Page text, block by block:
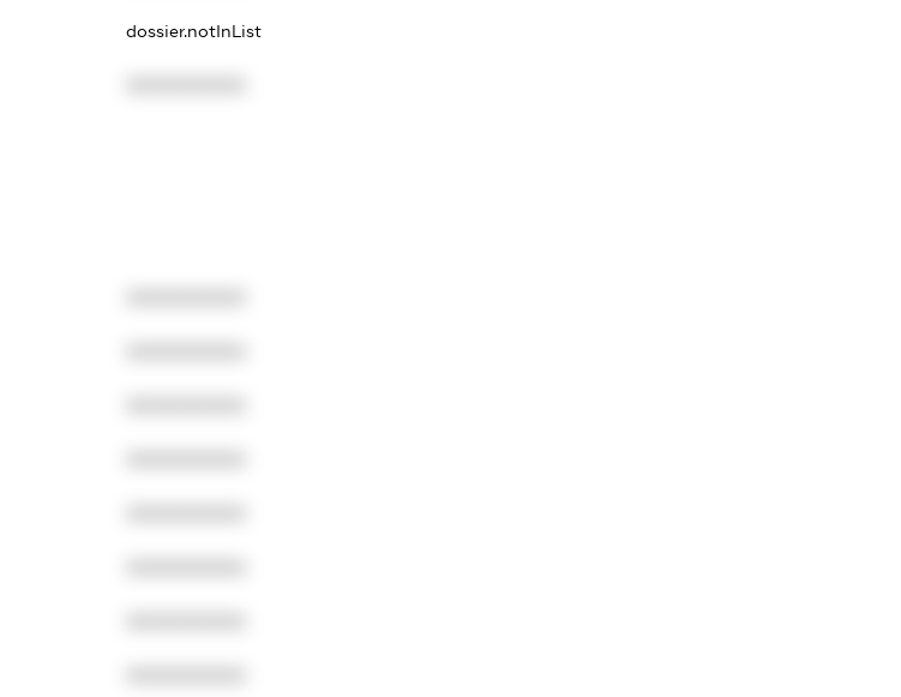
dossier.notInList